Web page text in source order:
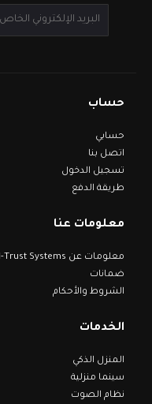
حساب
حسابي
اتصل بنا
تسجيل الدخول
طريقة الدفع
معلومات عنا
معلومات عن I-Trust Systems
ضمانات
الشروط والأحكام
الخدمات
المنزل الذكي
سينما منزلية
نظام الصوت